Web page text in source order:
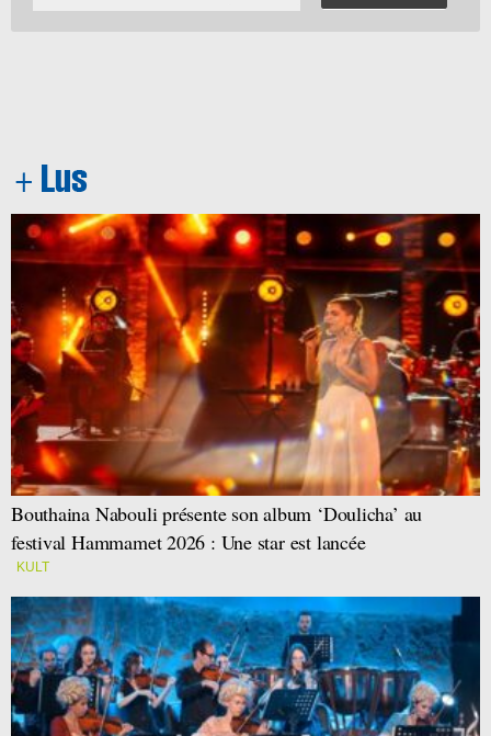
Bouthaina Nabouli présente son album ‘Doulicha’ au
festival Hammamet 2026 : Une star est lancée
KULT